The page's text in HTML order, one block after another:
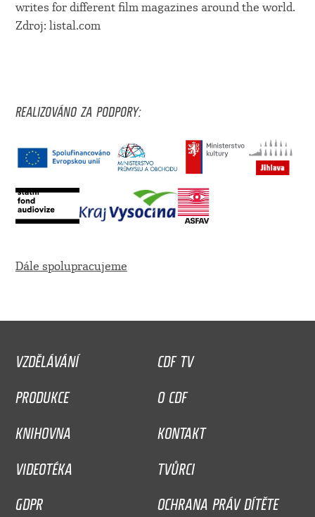
writes for different film magazines around the world.
Zdroj: listal.com
REALIZOVÁNO ZA PODPORY:
Dále spolupracujeme
VZDĚLÁVÁNÍ
CDF TV
PRODUKCE
O CDF
KNIHOVNA
KONTAKT
VIDEOTÉKA
TVŮRCI
GDPR
OCHRANA PRÁV DÍTĚTE